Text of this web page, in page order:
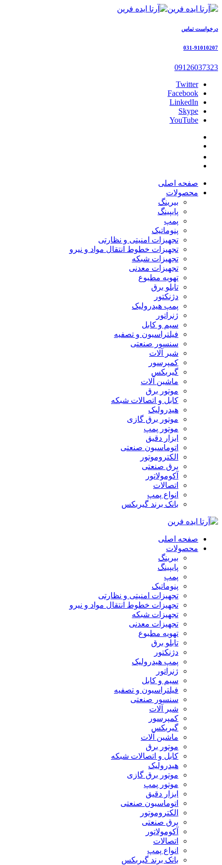
درخواست تماس
031-91010207
09126037323
Twitter
Facebook
LinkedIn
Skype
YouTube
صفحه اصلی
محصولات
بیرینگ
پایپینگ
پمپ
پنوماتیک
تجهیزات امنیتی و نظارتی
تجهیزات خطوط انتقال مواد و نیرو
تجهیزات شبکه
تجهیزات معدنی
تهویه مطبوع
تابلو برق
دژنکتور
پمپ هیدرولیک
ژنراتور
سیم و کابل
فیلتراسیون و تصفیه
سنسور صنعتی
شیر آلات
کمپرسور
گیربکس
ماشین آلات
موتور برق
کابل و اتصالات شبکه
هیدرولیک
موتور برق گازی
موتور پمپ
ابزار دقیق
اتوماسیون صنعتی
الکتروموتور
برق صنعتی
آکومولاتور
اتصالات
انواع پمپ
بانک برند گیربکس
صفحه اصلی
محصولات
بیرینگ
پایپینگ
پمپ
پنوماتیک
تجهیزات امنیتی و نظارتی
تجهیزات خطوط انتقال مواد و نیرو
تجهیزات شبکه
تجهیزات معدنی
تهویه مطبوع
تابلو برق
دژنکتور
پمپ هیدرولیک
ژنراتور
سیم و کابل
فیلتراسیون و تصفیه
سنسور صنعتی
شیر آلات
کمپرسور
گیربکس
ماشین آلات
موتور برق
کابل و اتصالات شبکه
هیدرولیک
موتور برق گازی
موتور پمپ
ابزار دقیق
اتوماسیون صنعتی
الکتروموتور
برق صنعتی
آکومولاتور
اتصالات
انواع پمپ
بانک برند گیربکس